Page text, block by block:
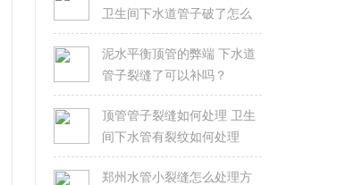
卫生间下水道管子破了怎么
修？
泥水平衡顶管的弊端 下水道
管子裂缝了可以补吗？
顶管管子裂缝如何处理 卫生
间下水管有裂纹如何处理
郑州水管小裂缝怎么处理方